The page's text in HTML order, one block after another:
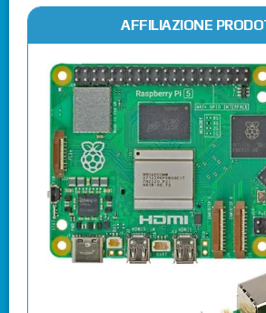
AFFILIAZIONE